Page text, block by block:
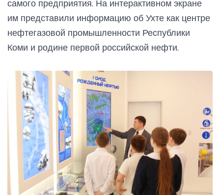
самого предприятия. На интерактивном экране
им представили информацию об Ухте как центре
нефтегазовой промышленности Республики
Коми и родине первой российской нефти.